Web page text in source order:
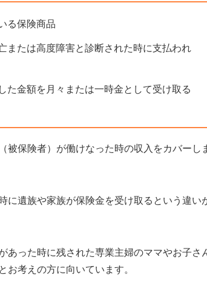
る保険商品
または高度障害と診断された時に支払われ
た金額を月々または一時金として受け取る
被保険者）が働けなった時の収入をカバーし
に遺族や家族が保険金を受け取るという違い
あった時に残された専業主婦のママやお子さ
お考えの方に向いています。